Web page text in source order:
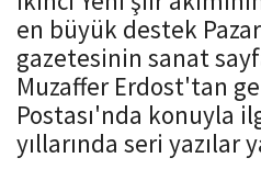
o
n
en büyük destek Pazar
gazetesinin sanat
Muzaffer Erdost'tan
Postası'nda konuyla
yıllarında seri yazılar